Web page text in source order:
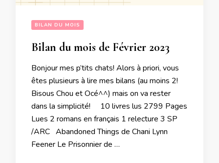
BILAN DU MOIS
Bilan du mois de Février 2023
Bonjour mes p’tits chats! Alors à priori, vous
êtes plusieurs à lire mes bilans (au moins 2!
Bisous Chou et Océ^^) mais on va rester
dans la simplicité! 10 livres lus 2799 Pages
Lues 2 romans en français 1 relecture 3 SP
/ARC Abandoned Things de Chani Lynn
Feener Le Prisonnier de …